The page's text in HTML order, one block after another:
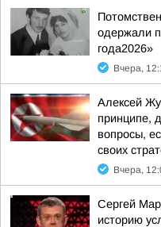
одержали
года2026»
Вчера,
Алексей
принципе,
вопросы,
своих
Вчера,
Сергей
историю